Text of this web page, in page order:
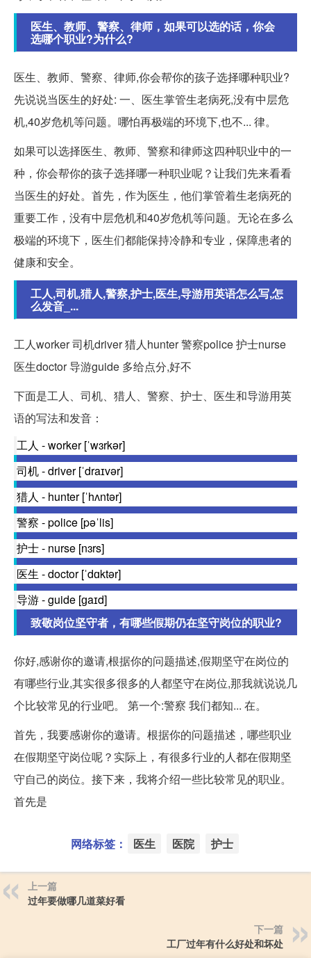
医生、教师、警察、律师，如果可以选的话，你会
选哪个职业?为什么?
医生、教师、警察、律师,你会帮你的孩子选择哪种职业?
先说说当医生的好处: 一、医生掌管生老病死,没有中层危
机,40岁危机等问题。哪怕再极端的环境下,也不... 律。
如果可以选择医生、教师、警察和律师这四种职业中的一
种，你会帮你的孩子选择哪一种职业呢？让我们先来看看
当医生的好处。首先，作为医生，他们掌管着生老病死的
重要工作，没有中层危机和40岁危机等问题。无论在多么
极端的环境下，医生们都能保持冷静和专业，保障患者的
健康和安全。
工人,司机,猎人,警察,护士,医生,导游用英语怎么写,怎
么发音_...
工人worker 司机driver 猎人hunter 警察police 护士nurse
医生doctor 导游guide 多给点分,好不
下面是工人、司机、猎人、警察、护士、医生和导游用英
语的写法和发音：
工人 - worker [ˈwɜrkər]
司机 - driver [ˈdraɪvər]
猎人 - hunter [ˈhʌntər]
警察 - police [pəˈlis]
护士 - nurse [nɜrs]
医生 - doctor [ˈdɑktər]
导游 - guide [ɡaɪd]
致敬岗位坚守者，有哪些假期仍在坚守岗位的职业?
你好,感谢你的邀请,根据你的问题描述,假期坚守在岗位的
有哪些行业,其实很多很多的人都坚守在岗位,那我就说说几
个比较常见的行业吧。 第一个:警察 我们都知... 在。
首先，我要感谢你的邀请。根据你的问题描述，哪些职业
在假期坚守岗位呢？实际上，有很多行业的人都在假期坚
守自己的岗位。接下来，我将介绍一些比较常见的职业。
首先是
网络标签： 医生 医院 护士
上一篇
过年要做哪几道菜好看
下一篇
工厂过年有什么好处和坏处